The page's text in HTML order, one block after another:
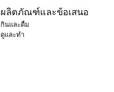
ผลิตภัณฑ์และข้อเสนอ
กินและดื่ม
ดูและทำ